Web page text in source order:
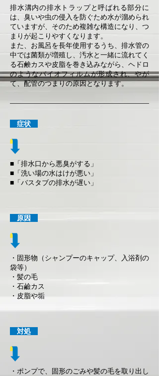
排水溝内の排水トラップと呼ばれる部分に
は、臭いや虫の侵入を防ぐため水が溜められ
ていますが、そのため複雑な構造になり、つ
まりが起こりやすくなります。
また、お風呂を長年使用するうち、排水管の
中では菌類が増殖し、汚水と一緒に流れてく
る石鹸カスや皮脂を巻き込みながら、ヘドロ
のようなバイオフィルムが形成され、やが
て、配管のつまりの原因となります。
症状
■「排水口から悪臭がする」
■「洗い場の水はけが悪い」
■「バスタブの排水が遅い」
原因
・固形物（シャンプーのキャップ、入浴剤の
袋等）
・髪の毛
・石鹼カス
・皮脂や垢
対処
・ポンプで、固形のごみや髪の毛を取り出し